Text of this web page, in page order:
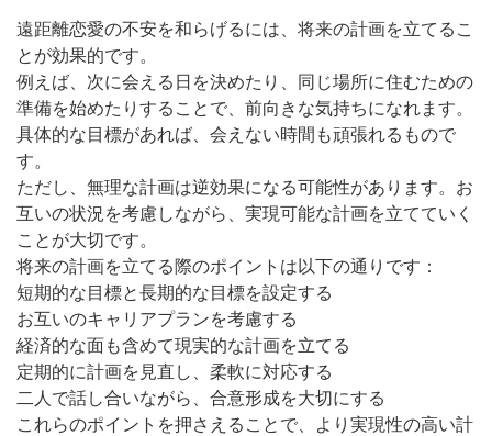
遠距離恋愛の不安を和らげるには、将来の計画を立てるこ
とが効果的です。
例えば、次に会える日を決めたり、同じ場所に住むための
準備を始めたりすることで、前向きな気持ちになれます。
具体的な目標があれば、会えない時間も頑張れるもので
す。
ただし、無理な計画は逆効果になる可能性があります。お
互いの状況を考慮しながら、実現可能な計画を立てていく
ことが大切です。
将来の計画を立てる際のポイントは以下の通りです：
短期的な目標と長期的な目標を設定する
お互いのキャリアプランを考慮する
経済的な面も含めて現実的な計画を立てる
定期的に計画を見直し、柔軟に対応する
二人で話し合いながら、合意形成を大切にする
これらのポイントを押さえることで、より実現性の高い計